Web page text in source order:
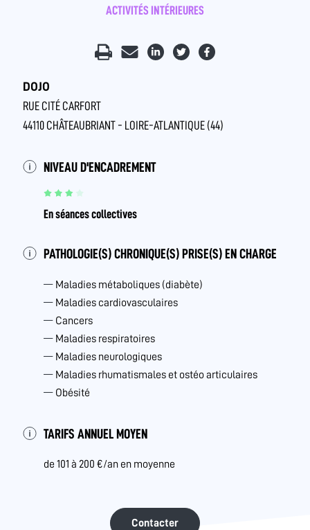
ACTIVITÉS INTÉRIEURES
DOJO
RUE CITÉ CARFORT
44110 CHÂTEAUBRIANT - LOIRE-ATLANTIQUE (44)
NIVEAU D'ENCADREMENT
En séances collectives
PATHOLOGIE(S) CHRONIQUE(S) PRISE(S) EN CHARGE
Maladies métaboliques (diabète)
Maladies cardiovasculaires
Cancers
Maladies respiratoires
Maladies neurologiques
Maladies rhumatismales et ostéo articulaires
Obésité
TARIFS ANNUEL MOYEN
de 101 à 200 €/an en moyenne
Contacter